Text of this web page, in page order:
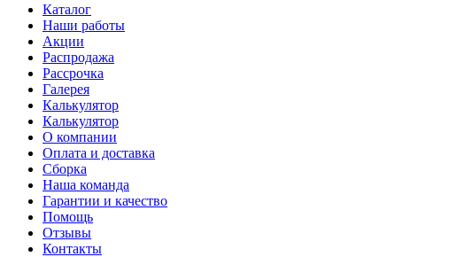
Каталог
Наши работы
Акции
Распродажа
Рассрочка
Галерея
Калькулятор
Калькулятор
О компании
Оплата и доставка
Сборка
Наша команда
Гарантии и качество
Помощь
Отзывы
Контакты